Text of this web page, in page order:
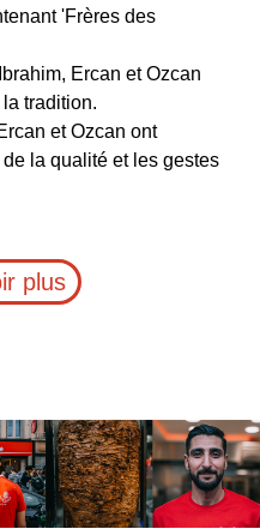
'Frères des
Ercan et Ozcan
tradition.
et Ozcan ont
la qualité et les gestes
plus